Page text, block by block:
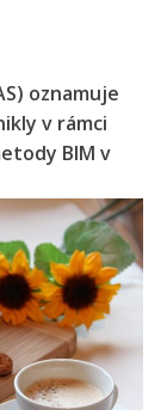
oznamuje
v rámci
BIM v